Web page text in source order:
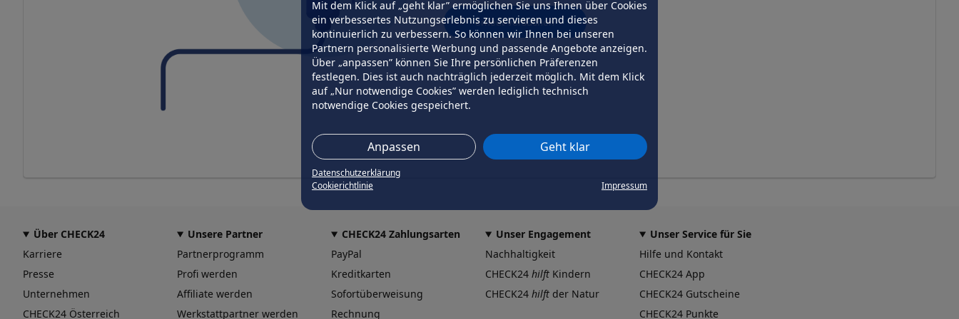
Mit dem Klick auf „geht klar” ermöglichen Sie uns Ihnen über Cookies
ein verbessertes Nutzungserlebnis zu servieren und dieses
kontinuierlich zu verbessern. So können wir Ihnen bei unseren
Partnern personalisierte Werbung und passende Angebote anzeigen.
Über „anpassen” können Sie Ihre persönlichen Präferenzen
festlegen. Dies ist auch nachträglich jederzeit möglich. Mit dem Klick
auf „Nur notwendige Cookies” werden lediglich technisch
notwendige Cookies gespeichert.
Anpassen Geht klar
Datenschutzerklärung
Cookierichtlinie
Impressum
erneut versuchen
Über CHECK24
Karriere
Presse
Unternehmen
CHECK24 Österreich
Unsere Partner
Partnerprogramm
Profi werden
Affiliate werden
Werkstattpartner werden
CHECK24 Zahlungsarten
PayPal
Kreditkarten
Sofortüberweisung
Rechnung
Unser Engagement
Nachhaltigkeit
CHECK24 hilft Kindern
CHECK24 hilft der Natur
Unser Service für Sie
Hilfe und Kontakt
CHECK24 App
CHECK24 Gutscheine
CHECK24 Punkte